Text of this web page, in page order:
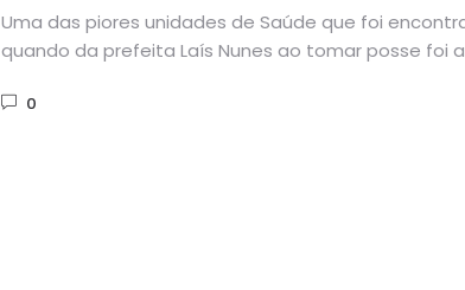
Uma das piores unidades de Saúde que foi
quando da prefeita Laís Nunes ao tomar posse foi
0